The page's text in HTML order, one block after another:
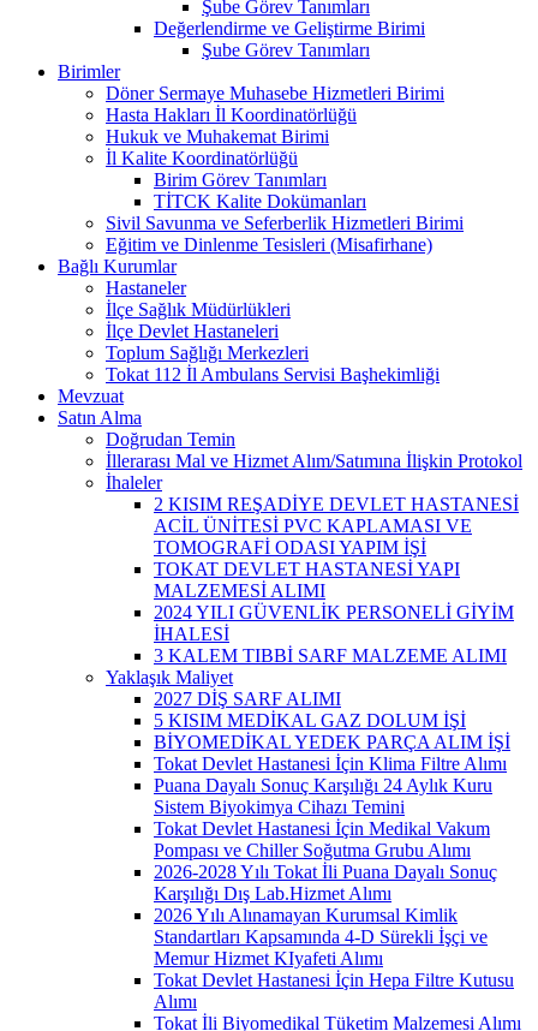
Şube Görev Tanımları
Değerlendirme ve Geliştirme Birimi
Şube Görev Tanımları
Birimler
Döner Sermaye Muhasebe Hizmetleri Birimi
Hasta Hakları İl Koordinatörlüğü
Hukuk ve Muhakemat Birimi
İl Kalite Koordinatörlüğü
Birim Görev Tanımları
TİTCK Kalite Dokümanları
Sivil Savunma ve Seferberlik Hizmetleri Birimi
Eğitim ve Dinlenme Tesisleri (Misafirhane)
Bağlı Kurumlar
Hastaneler
İlçe Sağlık Müdürlükleri
İlçe Devlet Hastaneleri
Toplum Sağlığı Merkezleri
Tokat 112 İl Ambulans Servisi Başhekimliği
Mevzuat
Satın Alma
Doğrudan Temin
İllerarası Mal ve Hizmet Alım/Satımına İlişkin Protokol
İhaleler
2 KISIM REŞADİYE DEVLET HASTANESİ
ACİL ÜNİTESİ PVC KAPLAMASI VE
TOMOGRAFİ ODASI YAPIM İŞİ
TOKAT DEVLET HASTANESİ YAPI
MALZEMESİ ALIMI
2024 YILI GÜVENLİK PERSONELİ GİYİM
İHALESİ
3 KALEM TIBBİ SARF MALZEME ALIMI
Yaklaşık Maliyet
2027 DİŞ SARF ALIMI
5 KISIM MEDİKAL GAZ DOLUM İŞİ
BİYOMEDİKAL YEDEK PARÇA ALIM İŞİ
Tokat Devlet Hastanesi İçin Klima Filtre Alımı
Puana Dayalı Sonuç Karşılığı 24 Aylık Kuru
Sistem Biyokimya Cihazı Temini
Tokat Devlet Hastanesi İçin Medikal Vakum
Pompası ve Chiller Soğutma Grubu Alımı
2026-2028 Yılı Tokat İli Puana Dayalı Sonuç
Karşılığı Dış Lab.Hizmet Alımı
2026 Yılı Alınamayan Kurumsal Kimlik
Standartları Kapsamında 4-D Sürekli İşçi ve
Memur Hizmet KIyafeti Alımı
Tokat Devlet Hastanesi İçin Hepa Filtre Kutusu
Alımı
Tokat İli Biyomedikal Tüketim Malzemesi Alımı